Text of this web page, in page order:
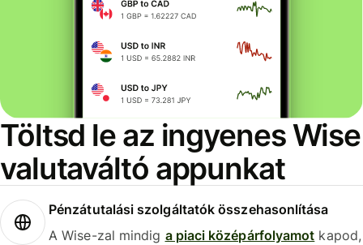
Töltsd le az ingyenes Wise
valutaváltó appunkat
Pénzátutalási szolgáltatók összehasonlítása
A Wise-zal mindig a piaci középárfolyamot kapod,